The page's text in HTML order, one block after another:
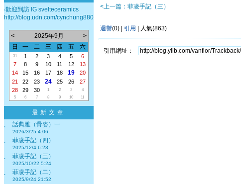
‧歡迎到訪 IG svelteceramics
http://blog.udn.com/cynchung880
< 2025年9月
>
日
一 二 三 四 五 六
31 1 2 3 4 5
6
7
8 9 10 11 12
13
14
15 16 17 18 19
20
21
22 23 24 25 26
27
28
29 30 1 2 3
4
5
6 7 8 9 10 11
最新文章
‧
話典雅（骨姿）一
2026/3/25 4:06
‧ 菲凌手記（四）
2025/12/4 6:23
‧ 菲凌手記（三）
2025/10/22 5:24
‧ 菲凌手記（二）
2025/9/24 21:52
<上一篇：菲凌手記（三）
迴響(0) | 引用 | 人氣(863)
引用網址：